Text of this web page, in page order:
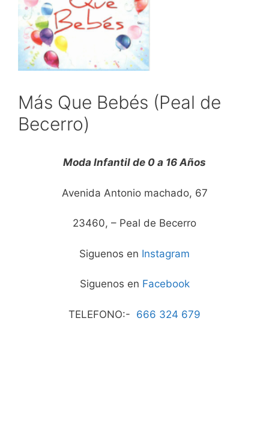
Más Que Bebés (Peal de
Becerro)
Moda Infantil de 0 a 16 Años
Avenida Antonio machado, 67
23460, – Peal de Becerro
Siguenos en Instagram
Siguenos en Facebook
TELEFONO:- 666 324 679